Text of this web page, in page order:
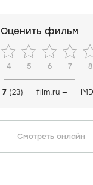
Оценить фильм
4 5 6 7 8
7 (23) film.ru —
Смотреть онлайн